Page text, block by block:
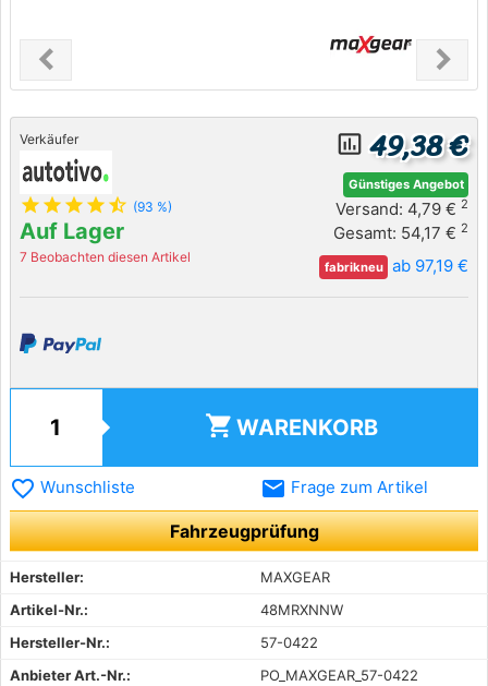
chevron_leftPrevious chevron_right
Next
Verkäufer
star star star star star_half (93 %)
Auf Lager
7 Beobachten diesen Artikel
insert_chart_outlined 49,38 €
Günstiges Angebot
Versand: 4,79 € 2
Gesamt: 54,17 € 2
fabrikneu ab 97,19 €
shopping_cart WARENKORB
favorite_border Wunschliste email Frage zum Artikel
Fahrzeugprüfung
Hersteller:
MAXGEAR
Artikel-Nr.:
48MRXNNW
Hersteller-Nr.:
57-0422
Anbieter Art.-Nr.:
PO_MAXGEAR_57-0422